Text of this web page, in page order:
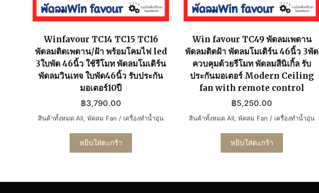
Winfavour TC14 TC15 TC16
พัดลมติดเพดาน/ฝ้า พร้อมโคมไฟ led
3ใบพัด 46นิ้ว ใช้รีโมท พัดลมโมเดิร์น
พัดลมวินเทจ ใบพัด46นิ้ว รับประกัน
มอเตอร์10ปี
฿3,790.00
สินค้าทั้งหมด All,พัดลม Fan / เครื่องทำน้ำอุ่น
หยิบใส่ตะกร้า
Win favour TC49 พัดลมเพดาน
พัดลมติดฝ้า พัดลมโมเดิร์น 46นิ้ว 3พัด
ควบคุมด้วยรีโมท พัดลมสีนิเกิ้ล รับ
ประกันมอเตอร์ Modern Ceiling
fan with remote control
฿5,250.00
สินค้าทั้งหมด All,พัดลม Fan / เครื่องทำน้ำอุ่น
หยิบใส่ตะกร้า